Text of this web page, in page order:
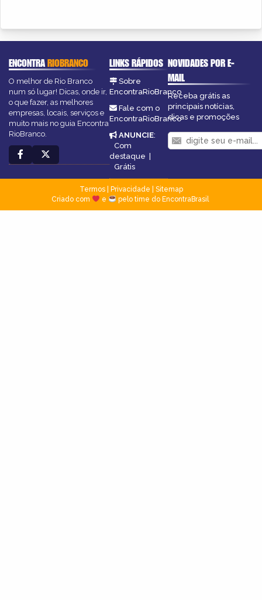
ENCONTRARIOBRANCO
O melhor de Rio Branco
num só lugar! Dicas, onde ir,
o que fazer, as melhores
empresas, locais, serviços e
muito mais no guia Encontra
RioBranco.
LINKS RÁPIDOS
Sobre
EncontraRioBranco
Fale com o
EncontraRioBranco
ANUNCIE:
Com
destaque
Grátis
NOVIDADES POR E-
MAIL
Receba grátis as
principais notícias,
dicas e promoções
Termos| Privacidade
Sitemap
Criado com
e pelo time do EncontraBrasil